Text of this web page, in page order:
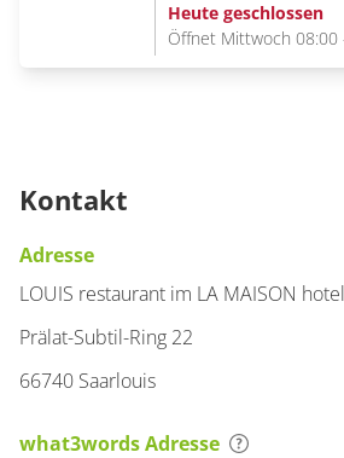
Heute geschlossen
Öffnet Mittwoch 08:00
Kontakt
Adresse
LOUIS restaurant im LA MAISON hotel
Prälat-Subtil-Ring 22
66740 Saarlouis
what3words Adresse